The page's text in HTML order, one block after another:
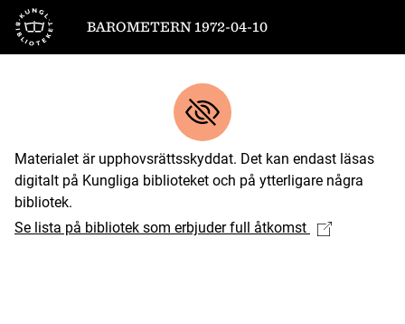
Till startsidan
BAROMETERN 1972-04-10
Materialet är upphovsrättsskyddat. Det kan endast läsas
digitalt på Kungliga biblioteket och på ytterligare några
bibliotek.
Se lista på bibliotek som erbjuder full åtkomst